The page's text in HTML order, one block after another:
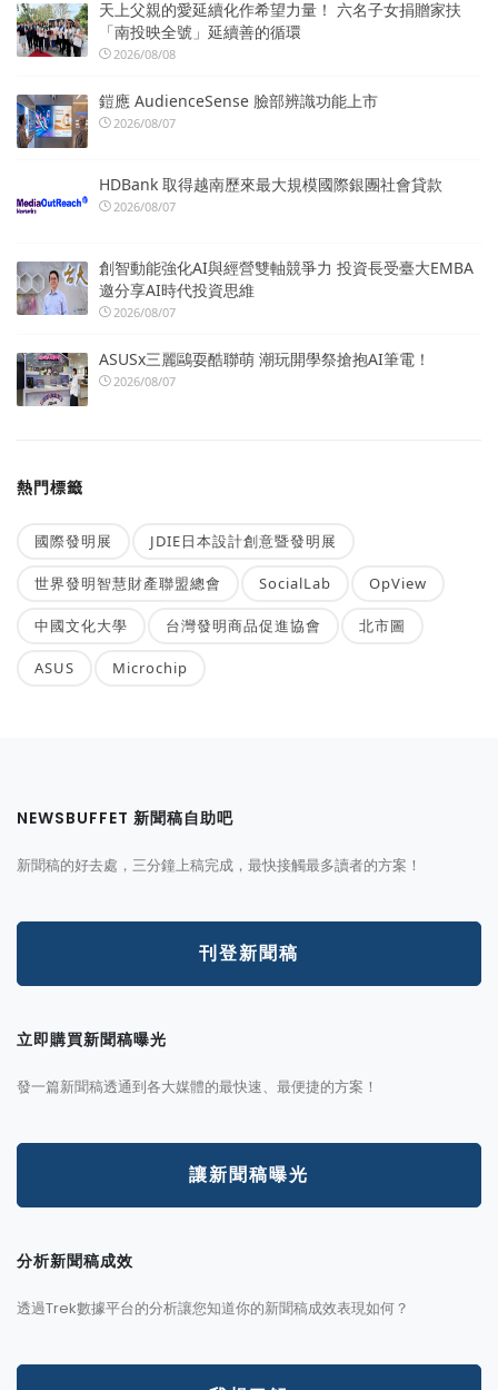
天上父親的愛延續化作希望力量！ 六名子女捐贈家扶
「南投映全號」延續善的循環
2026/08/08
鎧應 AudienceSense 臉部辨識功能上市
2026/08/07
HDBank 取得越南歷來最大規模國際銀團社會貸款
2026/08/07
創智動能強化AI與經營雙軸競爭力 投資長受臺大EMBA
邀分享AI時代投資思維
2026/08/07
ASUSx三麗鷗耍酷聯萌 潮玩開學祭搶抱AI筆電！
2026/08/07
熱門標籤
國際發明展 JDIE日本設計創意暨發明展
世界發明智慧財產聯盟總會 SocialLab OpView
中國文化大學 台灣發明商品促進協會 北市圖
ASUS Microchip
NEWSBUFFET 新聞稿自助吧
新聞稿的好去處，三分鐘上稿完成，最快接觸最多讀者的方案！
刊登新聞稿
立即購買新聞稿曝光
發一篇新聞稿透通到各大媒體的最快速、最便捷的方案！
讓新聞稿曝光
分析新聞稿成效
透過Trek數據平台的分析讓您知道你的新聞稿成效表現如何？